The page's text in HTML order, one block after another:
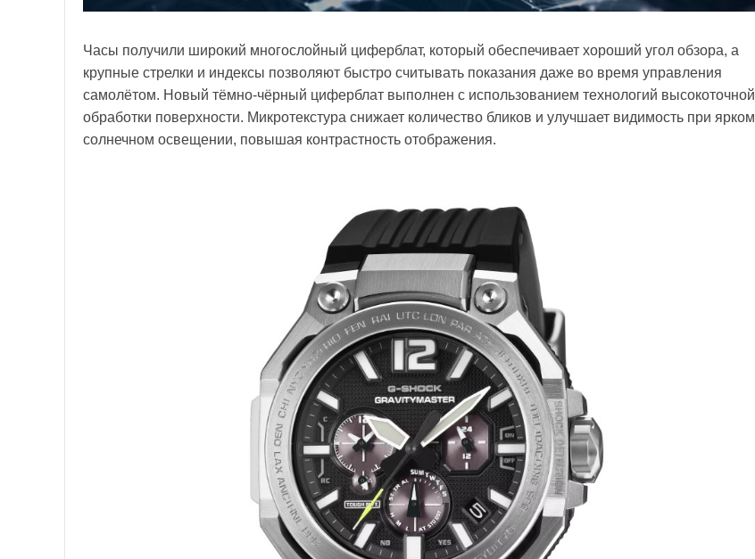
Часы получили широкий многослойный циферблат, который обеспечивает хороший угол обзора, а
крупные стрелки и индексы позволяют быстро считывать показания даже во время управления
самолётом. Новый тёмно-чёрный циферблат выполнен с использованием технологий высокоточной
обработки поверхности. Микротекстура снижает количество бликов и улучшает видимость при ярком
солнечном освещении, повышая контрастность отображения.